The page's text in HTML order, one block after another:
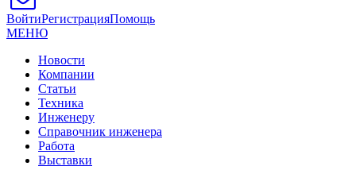
ВойтиРегистрацияПомощь
МЕНЮ
Новости
Компании
Статьи
Техника
Инженеру
Справочник инженера
Работа
Выставки